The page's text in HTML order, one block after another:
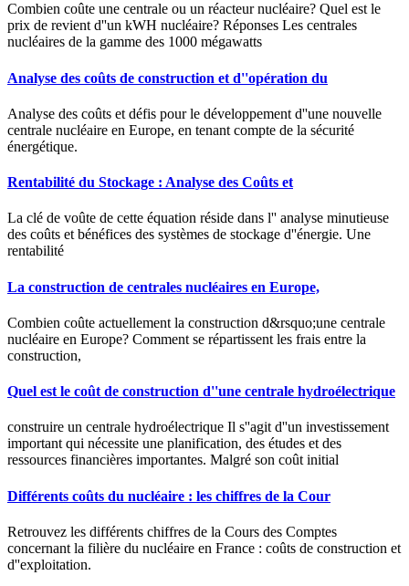
Combien coûte une centrale ou un réacteur nucléaire? Quel est le
prix de revient d''un kWH nucléaire? Réponses Les centrales
nucléaires de la gamme des 1000 mégawatts
Analyse des coûts de construction et d''opération du
Analyse des coûts et défis pour le développement d''une nouvelle
centrale nucléaire en Europe, en tenant compte de la sécurité
énergétique.
Rentabilité du Stockage : Analyse des Coûts et
La clé de voûte de cette équation réside dans l'' analyse minutieuse
des coûts et bénéfices des systèmes de stockage d''énergie. Une
rentabilité
La construction de centrales nucléaires en Europe,
Combien coûte actuellement la construction d&rsquo;une centrale
nucléaire en Europe? Comment se répartissent les frais entre la
construction,
Quel est le coût de construction d''une centrale hydroélectrique
construire un centrale hydroélectrique Il s''agit d''un investissement
important qui nécessite une planification, des études et des
ressources financières importantes. Malgré son coût initial
Différents coûts du nucléaire : les chiffres de la Cour
Retrouvez les différents chiffres de la Cours des Comptes
concernant la filière du nucléaire en France : coûts de construction et
d''exploitation.